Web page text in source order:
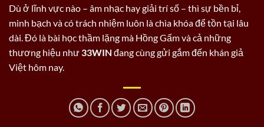
Dù ở lĩnh vực nào – âm nhạc hay giải trí số – thì sự bền bỉ,
minh bạch và có trách nhiệm luôn là chìa khóa để tồn tại lâu
dài. Đó là bài học thầm lặng mà Hồng Gấm và cả những
thương hiệu như33WIN đang cùng gửi gắm đến khán giả
Việt hôm nay.